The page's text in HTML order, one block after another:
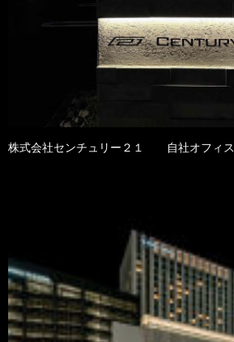
株式会社センチュリー２１ 自社オフィス